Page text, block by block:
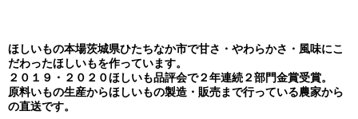
ほしいもの本場茨城県ひたちなか市で甘さ・やわらかさ・風味にこ
だわったほしいもを作っています。
２０１９・２０２０ほしいも品評会で２年連続２部門金賞受賞。
原料いもの生産からほしいもの製造・販売まで行っている農家から
の直送です。